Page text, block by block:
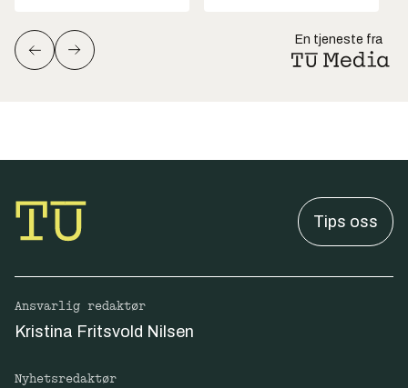
En tjeneste fra
Tips oss
Ansvarlig redaktør
Kristina Fritsvold Nilsen
Nyhetsredaktør